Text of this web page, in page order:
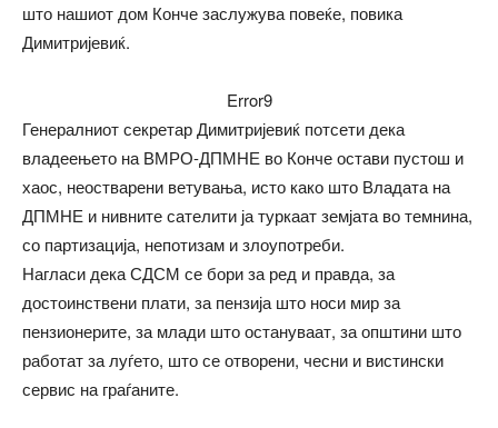
што нашиот дом Конче заслужува повеќе, повика
Димитријевиќ.
Error9
Генералниот секретар Димитријевиќ потсети дека
владеењето на ВМРО-ДПМНЕ во Конче остави пустош и
хаос, неостварени ветувања, исто како што Владата на
ДПМНЕ и нивните сателити ја туркаат земјата во темнина,
со партизација, непотизам и злоупотреби.
Нагласи дека СДСМ се бори за ред и правда, за
достоинствени плати, за пензија што носи мир за
пензионерите, за млади што остануваат, за општини што
работат за луѓето, што се отворени, чесни и вистински
сервис на граѓаните.